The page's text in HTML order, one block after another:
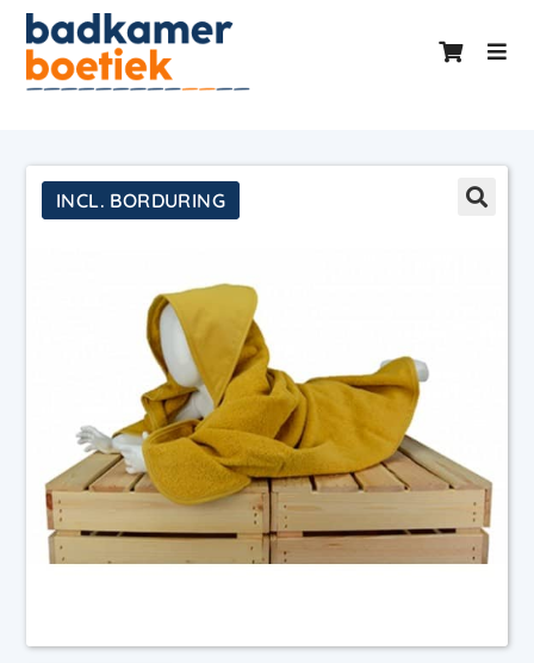
INCL. BORDURING
INCL. BORDURING